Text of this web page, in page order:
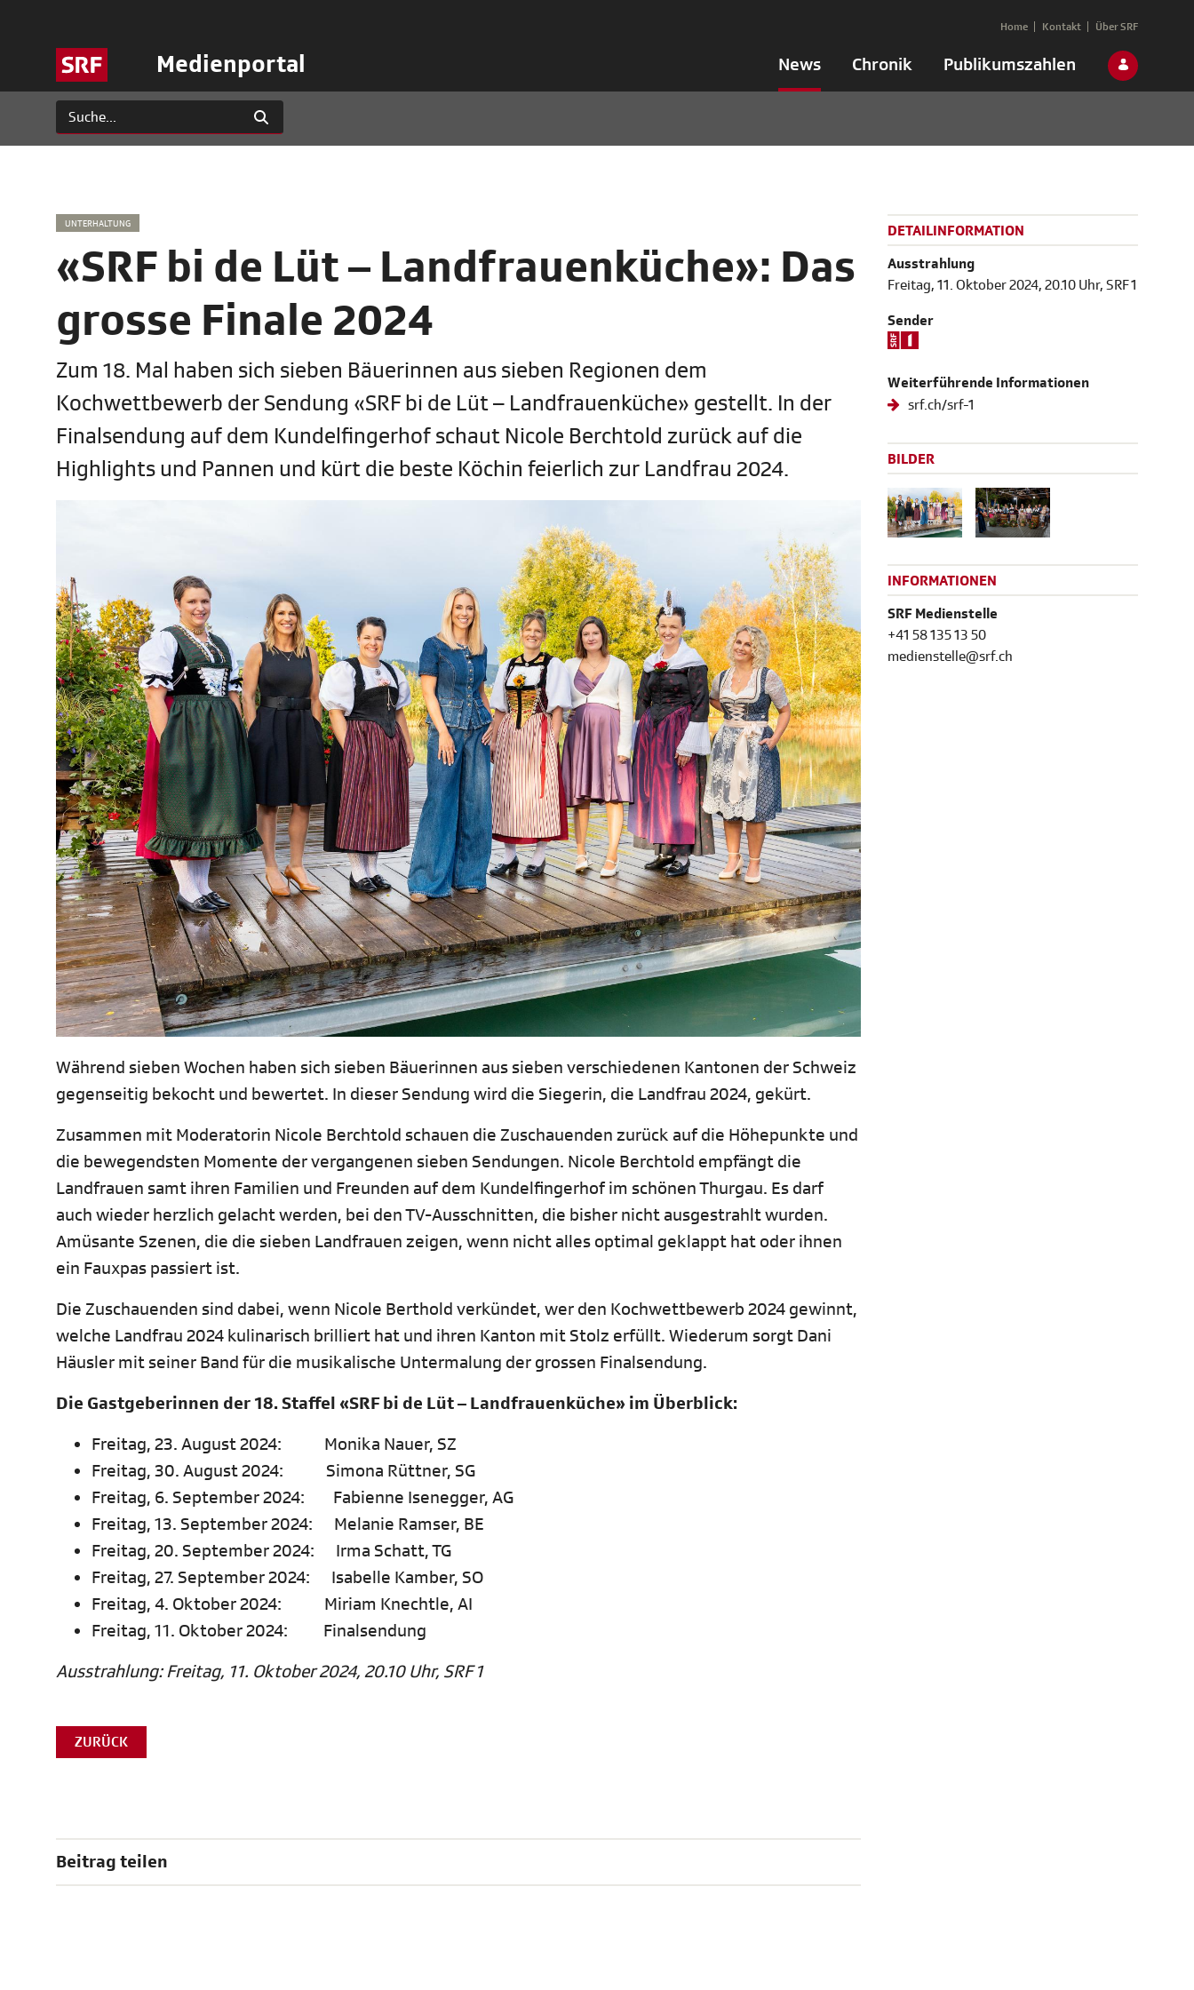
Medienportal News Chronik Publikumszahlen
Home Kontakt Über SRF
UNTERHALTUNG
«SRF bi de Lüt – Landfrauenküche»: Das
grosse Finale 2024
Zum 18. Mal haben sich sieben Bäuerinnen aus sieben Regionen dem
Kochwettbewerb der Sendung «SRF bi de Lüt – Landfrauenküche» gestellt. In der
Finalsendung auf dem Kundelfingerhof schaut Nicole Berchtold zurück auf die
Highlights und Pannen und kürt die beste Köchin feierlich zur Landfrau 2024.
Während sieben Wochen haben sich sieben Bäuerinnen aus sieben verschiedenen Kantonen der Schweiz
gegenseitig bekocht und bewertet. In dieser Sendung wird die Siegerin, die Landfrau 2024, gekürt.
Zusammen mit Moderatorin Nicole Berchtold schauen die Zuschauenden zurück auf die Höhepunkte und
die bewegendsten Momente der vergangenen sieben Sendungen. Nicole Berchtold empfängt die
Landfrauen samt ihren Familien und Freunden auf dem Kundelfingerhof im schönen Thurgau. Es darf
auch wieder herzlich gelacht werden, bei den TV-Ausschnitten, die bisher nicht ausgestrahlt wurden.
Amüsante Szenen, die die sieben Landfrauen zeigen, wenn nicht alles optimal geklappt hat oder ihnen
ein Fauxpas passiert ist.
Die Zuschauenden sind dabei, wenn Nicole Berthold verkündet, wer den Kochwettbewerb 2024 gewinnt,
welche Landfrau 2024 kulinarisch brilliert hat und ihren Kanton mit Stolz erfüllt. Wiederum sorgt Dani
Häusler mit seiner Band für die musikalische Untermalung der grossen Finalsendung.
Die Gastgeberinnen der 18. Staffel «SRF bi de Lüt – Landfrauenküche» im Überblick:
Freitag, 23. August 2024: Monika Nauer, SZ
Freitag, 30. August 2024: Simona Rüttner, SG
Freitag, 6. September 2024: Fabienne Isenegger, AG
Freitag, 13. September 2024: Melanie Ramser, BE
Freitag, 20. September 2024: Irma Schatt, TG
Freitag, 27. September 2024: Isabelle Kamber, SO
Freitag, 4. Oktober 2024: Miriam Knechtle, AI
Freitag, 11. Oktober 2024: Finalsendung
Ausstrahlung: Freitag, 11. Oktober 2024, 20.10 Uhr, SRF 1
ZURÜCK
Beitrag teilen
DETAILINFORMATION
Ausstrahlung
Freitag, 11. Oktober 2024, 20.10 Uhr, SRF 1
Sender
Weiterführende Informationen
srf.ch/srf-1
BILDER
INFORMATIONEN
SRF Medienstelle
+41 58 135 13 50
medienstelle@srf.ch